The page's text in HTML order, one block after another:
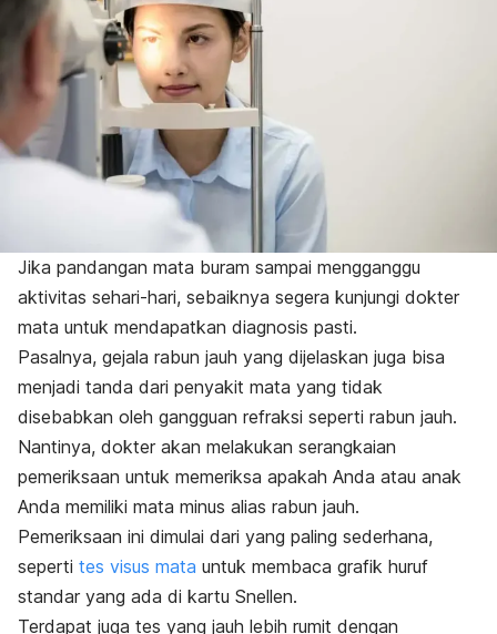
Jika pandangan mata buram sampai mengganggu
aktivitas sehari-hari, sebaiknya segera kunjungi dokter
mata untuk mendapatkan diagnosis pasti.
Pasalnya, gejala rabun jauh yang dijelaskan juga bisa
menjadi tanda dari penyakit mata yang tidak
disebabkan oleh gangguan refraksi seperti rabun jauh.
Nantinya, dokter akan melakukan serangkaian
pemeriksaan untuk memeriksa apakah Anda atau anak
Anda memiliki mata minus alias rabun jauh.
Pemeriksaan ini dimulai dari yang paling sederhana,
seperti tes visus mata untuk membaca grafik huruf
standar yang ada di kartu Snellen.
Terdapat juga tes yang jauh lebih rumit dengan